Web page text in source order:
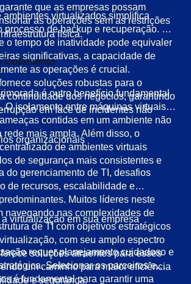
que as empresas possam
as operações sem as restrições
física.
ambientes virtualizados simplifica
processo de backup e recuperação. Em
o tempo de inatividade pode equivaler
significativas, a capacidade de
as operações é crucial.
soluções robustas para o
continuidade dos negócios, garantindo
em face de incidentes não
isolamento
é outro benefício fundamental
O isolamento entre máquinas virtuais
contidas em um ambiente não
rede mais ampla. Além disso, o
de ambientes virtuais
de segurança mais consistentes e
organizacionais
do gerenciamento de TI, desafios
de recursos, escalabilidade e
Muitos líderes neste
navegando nas complexidades de
de TI com objetivos estratégicos
com seu amplo espectro
soluções atraentes para esses
um caminho para maior eficiência
e segurança.
virtualização em sua empresa
requer planejamento cuidadoso e
Selecionar os parceiros e
é fundamental para garantir uma